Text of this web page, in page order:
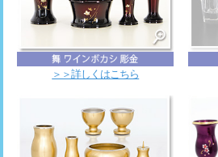
＞＞詳しくはこちら